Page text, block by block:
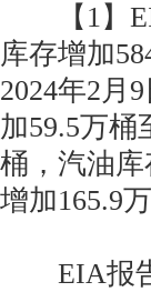
【1】
库存增加
2024年2月
加59.5万桶
桶，汽油
增加165.9
EIA报告